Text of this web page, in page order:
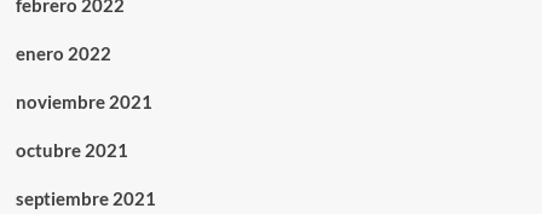
febrero 2022
enero 2022
noviembre 2021
octubre 2021
septiembre 2021